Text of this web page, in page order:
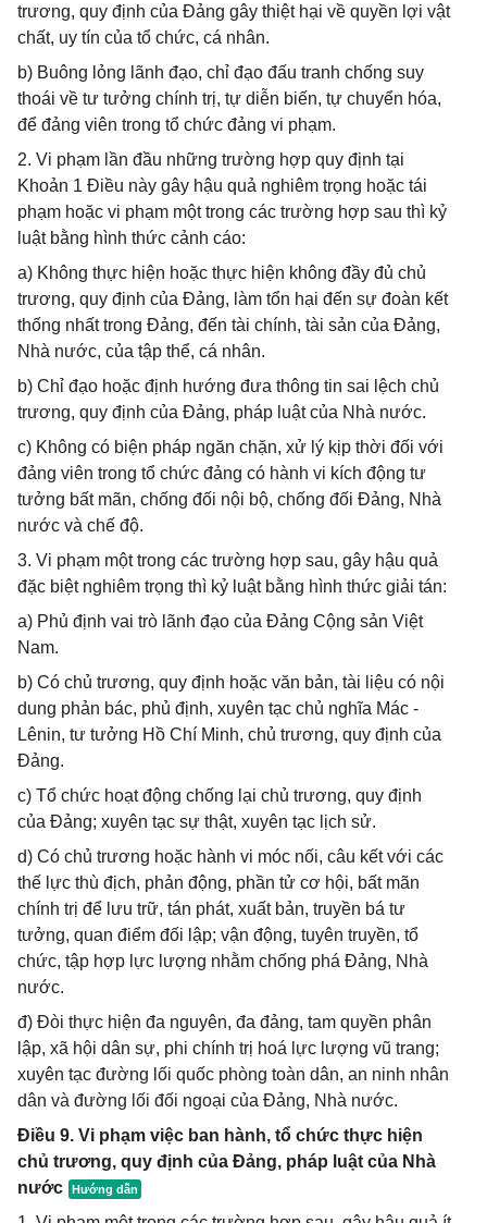
trương, quy định của Đảng gây thiệt hại về quyền lợi vật
chất, uy tín của tổ chức, cá nhân.
b) Buông lỏng lãnh đạo, chỉ đạo đấu tranh chống suy
thoái về tư tưởng chính trị, tự diễn biến, tự chuyển hóa,
để đảng viên trong tổ chức đảng vi phạm.
2. Vi phạm lần đầu những trường hợp quy định tại
Khoản 1 Điều này gây hậu quả nghiêm trọng hoặc tái
phạm hoặc vi phạm một trong các trường hợp sau thì kỷ
luật bằng hình thức cảnh cáo:
a) Không thực hiện hoặc thực hiện không đầy đủ chủ
trương, quy định của Đảng, làm tổn hại đến sự đoàn kết
thống nhất trong Đảng, đến tài chính, tài sản của Đảng,
Nhà nước, của tập thể, cá nhân.
b) Chỉ đạo hoặc định hướng đưa thông tin sai lệch chủ
trương, quy định của Đảng, pháp luật của Nhà nước.
c) Không có biện pháp ngăn chặn, xử lý kịp thời đối với
đảng viên trong tổ chức đảng có hành vi kích động tư
tưởng bất mãn, chống đối nội bộ, chống đối Đảng, Nhà
nước và chế độ.
3. Vi phạm một trong các trường hợp sau, gây hậu quả
đặc biệt nghiêm trọng thì kỷ luật bằng hình thức giải tán:
a) Phủ định vai trò lãnh đạo của Đảng Cộng sản Việt
Nam.
b) Có chủ trương, quy định hoặc văn bản, tài liệu có nội
dung phản bác, phủ định, xuyên tạc chủ nghĩa Mác -
Lênin, tư tưởng Hồ Chí Minh, chủ trương, quy định của
Đảng.
c) Tổ chức hoạt động chống lại chủ trương, quy định
của Đảng; xuyên tạc sự thật, xuyên tạc lịch sử.
d) Có chủ trương hoặc hành vi móc nối, câu kết với các
thế lực thù địch, phản động, phần tử cơ hội, bất mãn
chính trị để lưu trữ, tán phát, xuất bản, truyền bá tư
tưởng, quan điểm đối lập; vận động, tuyên truyền, tổ
chức, tập hợp lực lượng nhằm chống phá Đảng, Nhà
nước.
đ) Đòi thực hiện đa nguyên, đa đảng, tam quyền phân
lập, xã hội dân sự, phi chính trị hoá lực lượng vũ trang;
xuyên tạc đường lối quốc phòng toàn dân, an ninh nhân
dân và đường lối đối ngoại của Đảng, Nhà nước.
Điều 9. Vi phạm việc ban hành, tổ chức thực hiện
chủ trương, quy định của Đảng, pháp luật của Nhà
nước